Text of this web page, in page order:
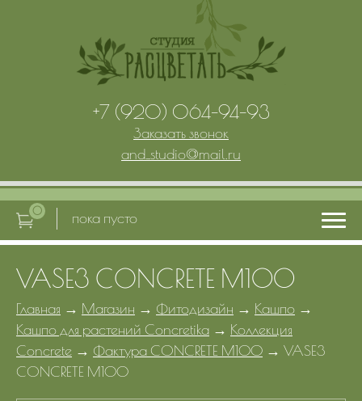
VASE3 CONCRETE M100
Главная → Магазин → Фитодизайн → Кашпо →
Кашпо для растений Concretika → Коллекция
Concrete → Фактура CONCRETE M100 → VASE3
CONCRETE M100
+7 (920) 064-94-93
Заказать звонок
and_studio@mail.ru
0 пока пусто
Главная
Услуги
Портфолио